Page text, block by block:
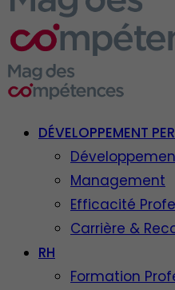
DÉVELOPPEMENT
Management
Efficacité
Carrière &
RH
Formation